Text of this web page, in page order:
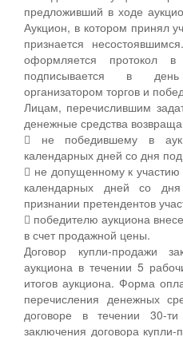
предложивший в ходе
Аукцион, в котором принял
признается
оформляется протокол
подписывается в
организатором торгов и
Лицам, перечислившим
денежные средства
 не победившему в
календарных дней со дня
 не допущенному к участию
календарных дней со
признании претендентов
 победителю аукциона
в счет продажной цены.
Договор купли-продажи
аукциона в течении 5
итогов аукциона. Форма
перечисления денежных
договоре в течении 30-
заключения договора